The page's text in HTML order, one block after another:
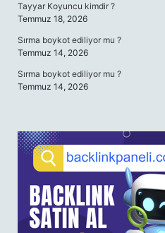
Tayyar Koyuncu kimdir ?
Temmuz 18, 2026
Sırma boykot ediliyor mu ?
Temmuz 14, 2026
Sırma boykot ediliyor mu ?
Temmuz 14, 2026